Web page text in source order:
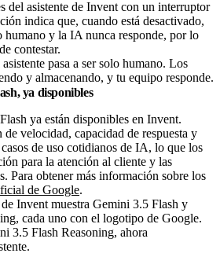
pasa a ser solo humano. Los
y almacenando, y tu equipo responde.
ya disponibles
ya están disponibles en Invent.
velocidad, capacidad de respuesta y
de uso cotidianos de IA, lo que los
para la atención al cliente y las
Para obtener más información sobre los
de Google.
3.5 Flash Reasoning, ahora